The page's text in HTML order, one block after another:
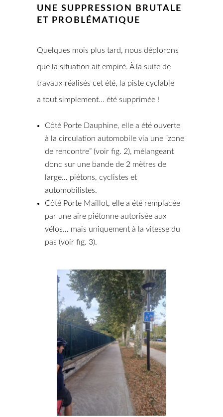
UNE SUPPRESSION BRUTALE
ET PROBLÉMATIQUE
Quelques mois plus tard, nous déplorons
que la situation ait empiré. À la suite de
travaux réalisés cet été, la piste cyclable
a tout simplement… été supprimée !
Côté Porte Dauphine, elle a été ouverte
à la circulation automobile via une “zone
de rencontre” (voir fig. 2), mélangeant
donc sur une bande de 2 mètres de
large… piétons, cyclistes et
automobilistes.
Côté Porte Maillot, elle a été remplacée
par une aire piétonne autorisée aux
vélos… mais uniquement à la vitesse du
pas (voir fig. 3).